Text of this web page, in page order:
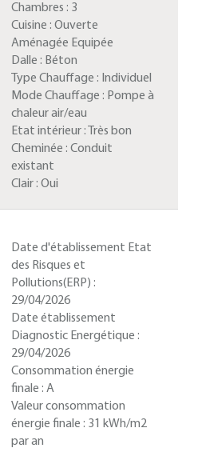
Chambres : 3
Cuisine : Ouverte
Aménagée Equipée
Dalle : Béton
Type Chauffage : Individuel
Mode Chauffage : Pompe à
chaleur air/eau
Etat intérieur :
Très bon
Cheminée : Conduit
existant
Clair : Oui
Date d'établissement Etat
des Risques et
Pollutions(ERP) :
29/04/2026
Date établissement
Diagnostic Energétique :
29/04/2026
Consommation énergie
finale : A
Valeur consommation
énergie finale : 31 kWh/m2
par an